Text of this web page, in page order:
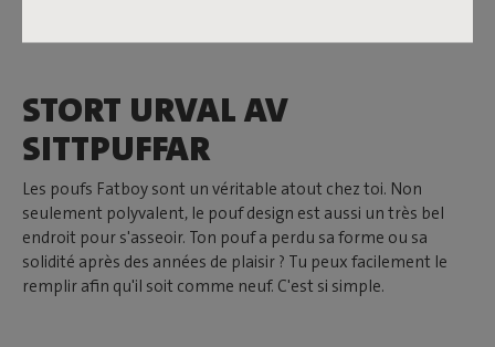
STORT URVAL AV
SITTPUFFAR
Les poufs Fatboy sont un véritable atout chez toi. Non
seulement polyvalent, le pouf design est aussi un très bel
endroit pour s'asseoir. Ton pouf a perdu sa forme ou sa
solidité après des années de plaisir ? Tu peux facilement le
remplir afin qu'il soit comme neuf. C'est si simple.